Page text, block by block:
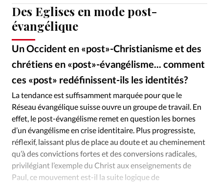
Tous les articles
Faire un don
Emploi
Se connecter
Édition: Internationale
Devise:CHF
RUBRIQUES
Tous les articles
Actualité chrétienne
Actualité internationale
Chronique
Culture
Dossier
Eglises Foi Génération réveil
Monde
Opinions
Publireportage
Relations Aujourd'hui
Des Eglises en mode post-
évangélique
Un Occident en «post»-Christianisme et des
chrétiens en «post»-évangélisme... comment
ces «post» redéfinissent-ils les identités?
©GettyImages
La tendance est suffisamment marquée pour que le
Réseau évangélique suisse ouvre un groupe de travail. En
effet, le post-évangélisme remet en question les bornes
d’un évangélisme en crise identitaire. Plus progressiste,
réflexif, laissant plus de place au doute et au cheminement
qu’à des convictions fortes et des conversions radicales,
privilégiant l’exemple du Christ aux enseignements de
Paul, ce mouvement est-il la suite logique de